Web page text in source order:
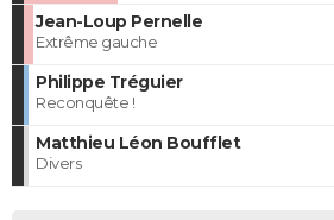
Jean-Loup Pernelle
Extrême gauche
Philippe Tréguier
Reconquête !
Matthieu Léon Boufflet
Divers